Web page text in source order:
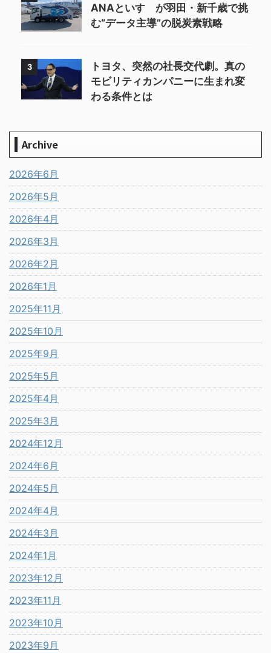
ANAといすゞが羽田・新千歳で挑
む“データ主導”の脱炭素戦略
3
トヨタ、突然の社長交代劇。真の
モビリティカンパニーに生まれ変
わる条件とは
Archive
2026年6月
2026年5月
2026年4月
2026年3月
2026年2月
2026年1月
2025年11月
2025年10月
2025年9月
2025年5月
2025年4月
2025年3月
2024年12月
2024年6月
2024年5月
2024年4月
2024年3月
2024年1月
2023年12月
2023年11月
2023年10月
2023年9月